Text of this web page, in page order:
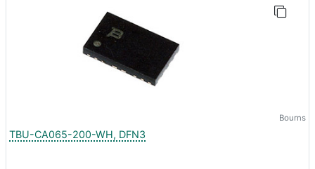
Bourns
TBU-CA065-200-WH, DFN3